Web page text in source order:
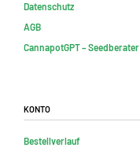
Datenschutz
AGB
CannapotGPT – Seedberater
Konto
Bestellverlauf